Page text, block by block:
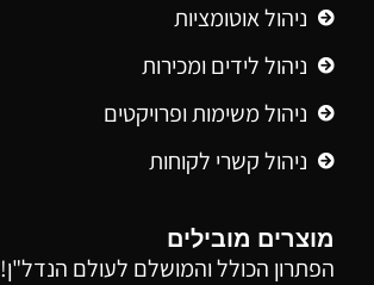
ניהול אוטומציות
ניהול לידים ומכירות
ניהול משימות ופרויקטים
ניהול קשרי לקוחות
מוצרים מובילים
הפתרון הכולל והמושלם לעולם הנדל"ן!